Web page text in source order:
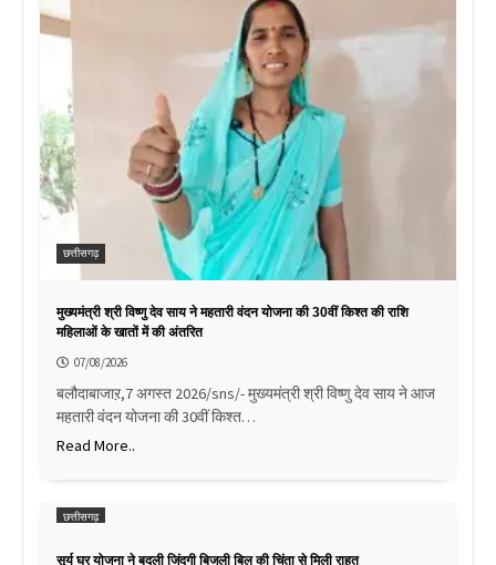
छत्तीसगढ़
मुख्यमंत्री श्री विष्णु देव साय ने महतारी वंदन योजना की 30वीं किश्त की राशि
महिलाओं के खातों में की अंतरित
07/08/2026
बलौदाबाजाऱ,7 अगस्त 2026/sns/- मुख्यमंत्री श्री विष्णु देव साय ने आज
महतारी वंदन योजना की 30वीं किश्त…
Read More..
छत्तीसगढ़
सूर्य घर योजना ने बदली जिंदगी बिजली बिल की चिंता से मिली राहत